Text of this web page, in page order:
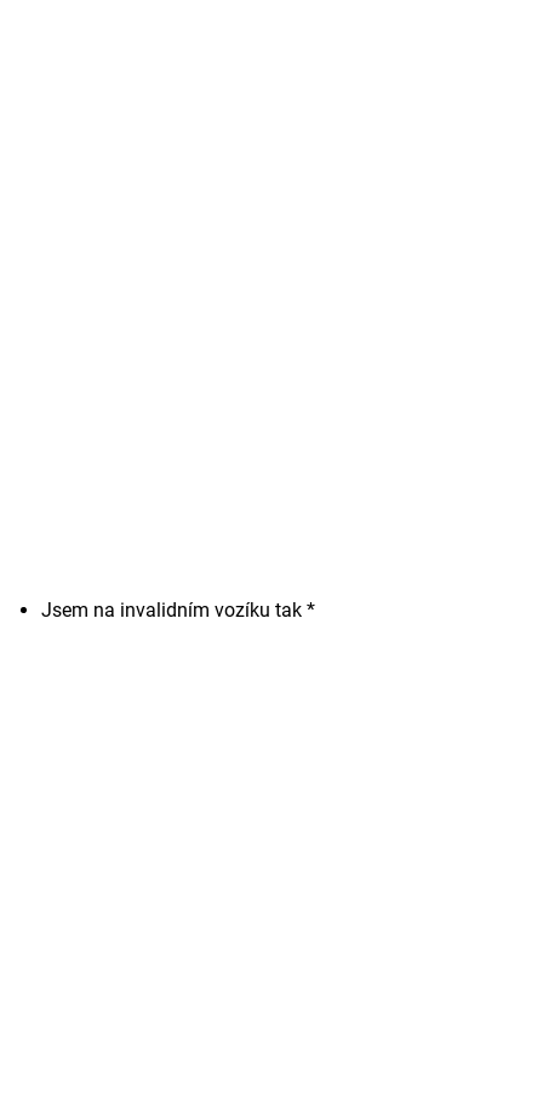
Jsem na invalidním vozíku tak *